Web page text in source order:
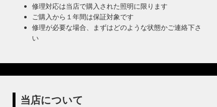
修理対応は当店で購入された照明に限ります
ご購入から１年間は保証対象です
修理が必要な場合、まずはどのような状態かご連絡下さ
い
当店について